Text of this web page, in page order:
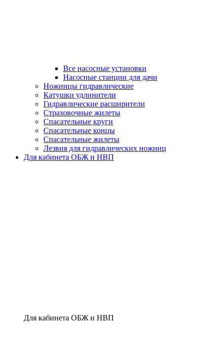
Все насосные установки
Насосные станции для дачи
Ножницы гидравлические
Катушки удлинители
Гидравлические расширители
Страховочные жилеты
Спасательные круги
Спасательные концы
Спасательные жилеты
Лезвия для гидравлических ножниц
Для кабинета ОБЖ и НВП
Для кабинета ОБЖ и НВП